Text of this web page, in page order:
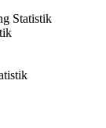
Statistik